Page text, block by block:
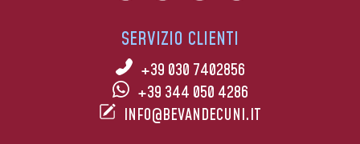
SERVIZIO CLIENTI
+39 030 7402856
+39 344 050 4286
INFO@BEVANDECUNI.IT